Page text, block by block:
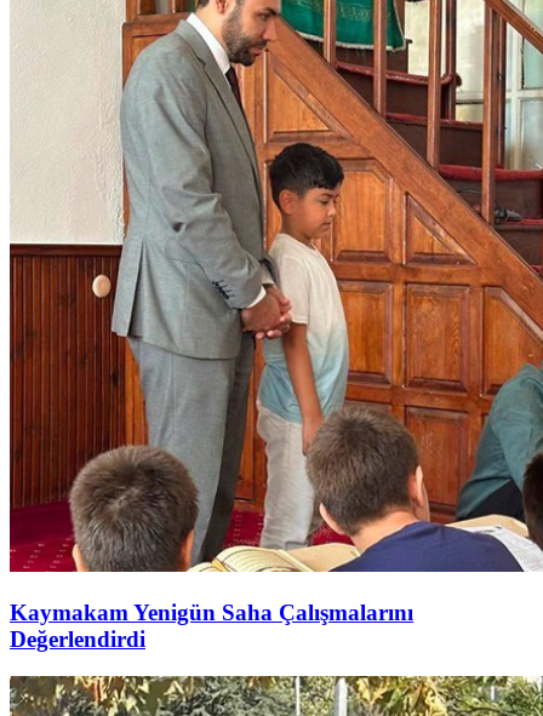
Kaymakam Yenigün Saha Çalışmalarını
Değerlendirdi